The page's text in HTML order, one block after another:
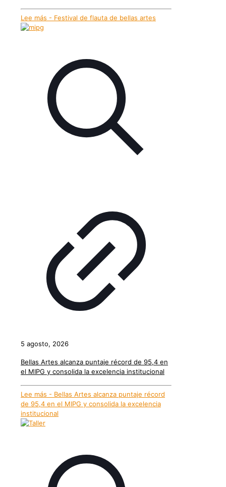
Lee más - Festival de flauta de bellas artes
5 agosto, 2026
Bellas Artes alcanza puntaje récord de 95,4 en
el MIPG y consolida la excelencia institucional
Lee más - Bellas Artes alcanza puntaje récord
de 95,4 en el MIPG y consolida la excelencia
institucional